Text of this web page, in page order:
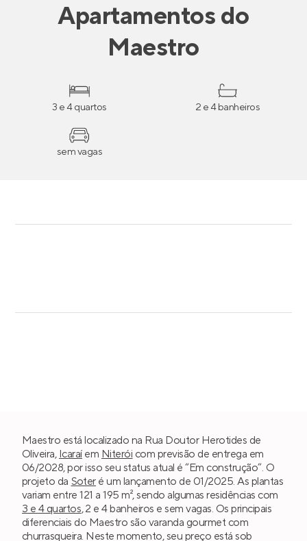
Apartamentosdo
Maestro
3 e 4 quartos 2 e 4 banheiros
sem vagas
Maestro está localizado na Rua Doutor Herotides de
Oliveira, Icaraí em Niterói com previsão de entrega em
06/2028, por isso seu status atual é “Em construção”. O
projeto da Soter é um lançamento de 01/2025. As plantas
variam entre 121 a 195 m², sendo algumas residências com
3 e 4 quartos, 2 e 4 banheiros e sem vagas. Os principais
diferenciais do Maestro são varanda gourmet com
churrasqueira. Neste momento, seu preço está sob